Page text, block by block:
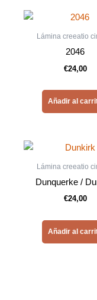
Lámina creeatio
2046
€24,00
Añadir al
Lámina creeatio
Dunquerke /
€24,00
Añadir al